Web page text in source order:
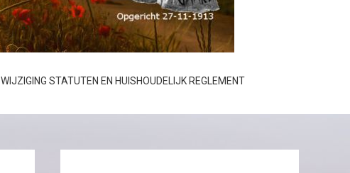
WIJZIGING STATUTEN EN HUISHOUDELIJK REGLEMENT